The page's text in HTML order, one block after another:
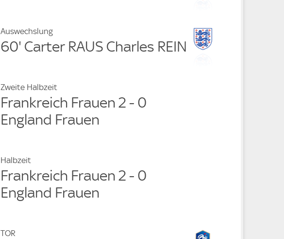
Auswechslung
60' Carter RAUS Charles REIN
Zweite Halbzeit
Frankreich Frauen 2 - 0
England Frauen
Halbzeit
Frankreich Frauen 2 - 0
England Frauen
TOR